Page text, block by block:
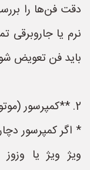
دقت فن‌ها را
نرم یا جاروبرقی
باید فن تعویض
* اگر کمپرسور
ویژ ویژ یا